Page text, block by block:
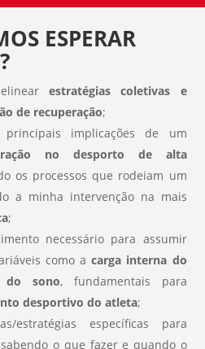
ESPERAR
estratégias coletivas e
de recuperação;
implicações de um
no desporto de alta
os processos que rodeiam um
a minha intervenção na mais
;
necessário para assumir
como acarga interna do
do sono, fundamentais para
desportivo do atleta;
estratégias específicas para
o que fazer e quando o